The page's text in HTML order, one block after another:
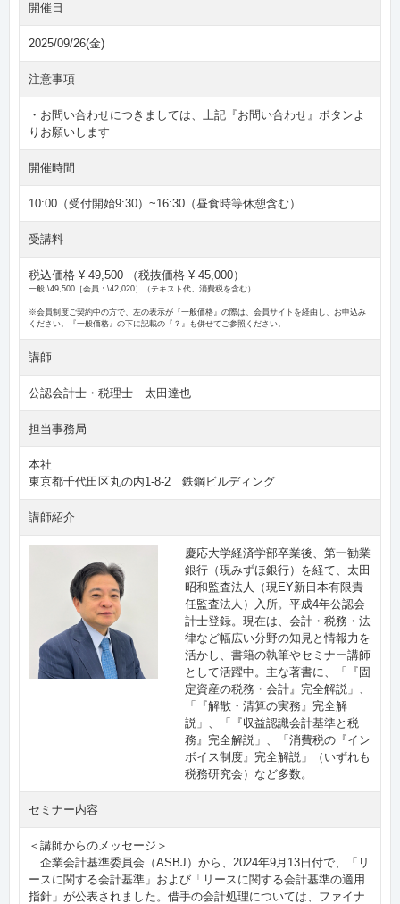
開催日
2025/09/26(金)
注意事項
・お問い合わせにつきましては、上記『お問い合わせ』ボタンよ
りお願いします
開催時間
10:00（受付開始9:30）~16:30（昼食時等休憩含む）
受講料
税込価格 ¥ 49,500 （税抜価格 ¥ 45,000）
一般 \49,500［会員：\42,020］（テキスト代、消費税を含む）
※会員制度ご契約中の方で、左の表示が『一般価格』の際は、会員サイトを経由し、お申込み
ください。『一般価格』の下に記載の『？』も併せてご参照ください。
講師
公認会計士・税理士 太田達也
担当事務局
本社
東京都千代田区丸の内1-8-2 鉄鋼ビルディング
講師紹介
慶応大学経済学部卒業後、第一勧業
銀行（現みずほ銀行）を経て、太田
昭和監査法人（現EY新日本有限責
任監査法人）入所。平成4年公認会
計士登録。現在は、会計・税務・法
律など幅広い分野の知見と情報力を
活かし、書籍の執筆やセミナー講師
として活躍中。主な著書に、「『固
定資産の税務・会計』完全解説」、
「『解散・清算の実務』完全解
説」、「『収益認識会計基準と税
務』完全解説」、「消費税の『イン
ボイス制度』完全解説」（いずれも
税務研究会）など多数。
セミナー内容
＜講師からのメッセージ＞
企業会計基準委員会（ASBJ）から、2024年9月13日付で、「リ
ースに関する会計基準」および「リースに関する会計基準の適用
指針」が公表されました。借手の会計処理については、ファイナ